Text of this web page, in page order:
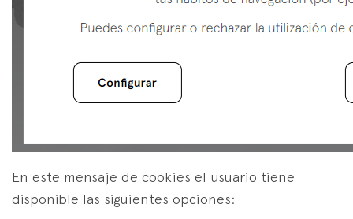
En este mensaje de cookies el usuario tiene
disponible las siguientes opciones: